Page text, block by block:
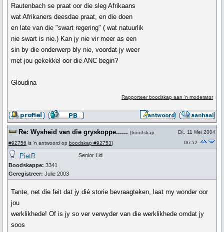
Rautenbach se praat oor die sleg Afrikaans
wat Afrikaners deesdae praat, en die doen
en late van die "swart regering" ( wat natuurlik
nie swart is nie.) Kan jy nie vir meer as een
sin by die onderwerp bly nie, voordat jy weer
met jou gekekkel oor die ANC begin?
Gloudina
Rapporteer boodskap aan 'n moderator
Re: Wysheid van die gryskoppe...... [boodskap
#92756 is 'n antwoord op boodskap #92753]
Di., 11 Mei 2004
06:52
PietR
Boodskappe: 3341
Geregistreer: Julie 2003
Senior Lid
Tante, net die feit dat jy dié storie bevraagteken, laat my wonder oor
jou
werklikhede! Of is jy so ver verwyder van die werklikhede omdat jy
soos